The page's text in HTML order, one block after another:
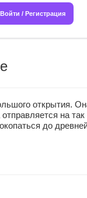
Войти / Регистрация
открытия.
на
до